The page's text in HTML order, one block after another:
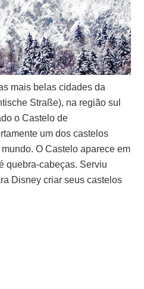
mais belas cidades da
Straße), na região sul
o Castelo de
um dos castelos
O Castelo aparece em
quebra-cabeças. Serviu
Disney criar seus castelos